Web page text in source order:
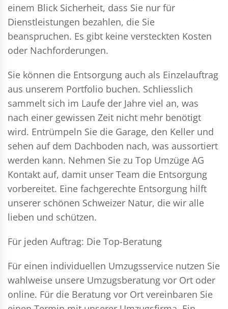
einem Blick Sicherheit, dass Sie nur für
Dienstleistungen bezahlen, die Sie
beanspruchen. Es gibt keine versteckten Kosten
oder Nachforderungen.
Sie können die Entsorgung auch als Einzelauftrag
aus unserem Portfolio buchen. Schliesslich
sammelt sich im Laufe der Jahre viel an, was
nach einer gewissen Zeit nicht mehr benötigt
wird. Entrümpeln Sie die Garage, den Keller und
sehen auf dem Dachboden nach, was aussortiert
werden kann. Nehmen Sie zu Top Umzüge AG
Kontakt auf, damit unser Team die Entsorgung
vorbereitet. Eine fachgerechte Entsorgung hilft
unserer schönen Schweizer Natur, die wir alle
lieben und schützen.
Für jeden Auftrag: Die Top-Beratung
Für einen individuellen Umzugsservice nutzen Sie
wahlweise unsere Umzugsberatung vor Ort oder
online. Für die Beratung vor Ort vereinbaren Sie